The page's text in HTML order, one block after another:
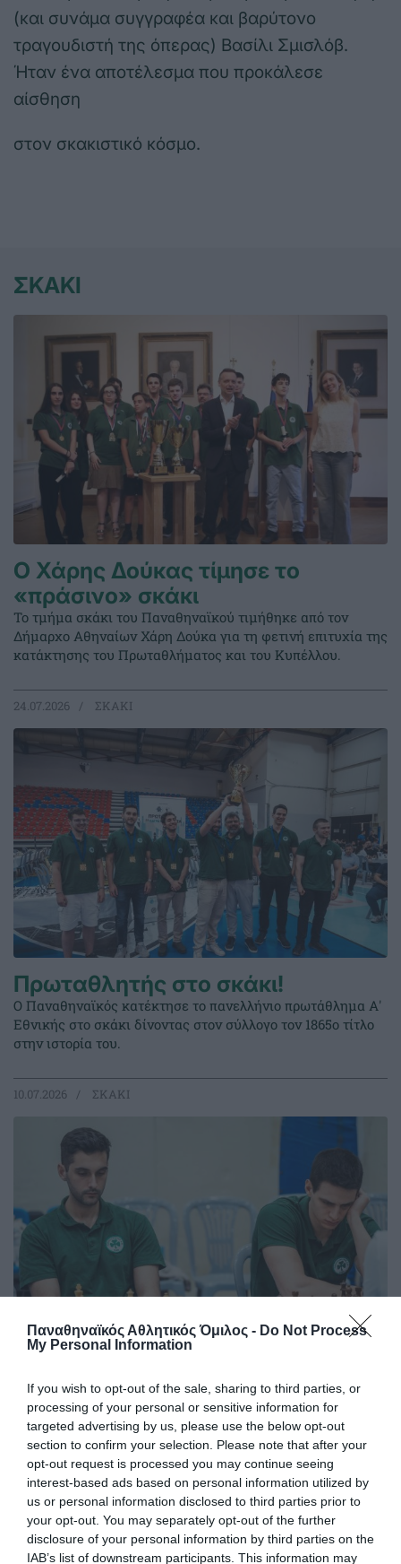
Παναθηναϊκός Αθλητικός Όμιλος - Do Not Process
My Personal Information
If you wish to opt-out of the sale, sharing to third parties, or
processing of your personal or sensitive information for
targeted advertising by us, please use the below opt-out
section to confirm your selection. Please note that after your
opt-out request is processed you may continue seeing
interest-based ads based on personal information utilized by
us or personal information disclosed to third parties prior to
your opt-out. You may separately opt-out of the further
disclosure of your personal information by third parties on the
IAB’s list of downstream participants. This information may
(και συνάμα συγγραφέα και βαρύτονο
τραγουδιστή της όπερας) Βασίλι Σμισλόβ.
Ήταν ένα αποτέλεσμα που προκάλεσε
αίσθηση
στον σκακιστικό κόσμο.
ΣΚΑΚΙ
Ο Χάρης Δούκας τίμησε το
«πράσινο» σκάκι
Το τμήμα σκάκι του Παναθηναϊκού τιμήθηκε από τον
Δήμαρχο Αθηναίων Χάρη Δούκα για τη φετινή επιτυχία της
κατάκτησης του Πρωταθλήματος και του Κυπέλλου.
24.07.2026 ΣΚΑΚΙ
Πρωταθλητής στο σκάκι!
Ο Παναθηναϊκός κατέκτησε το πανελλήνιο πρωτάθλημα Α'
Εθνικής στο σκάκι δίνοντας στον σύλλογο τον 1865ο τίτλο
στην ιστορία του.
10.07.2026 ΣΚΑΚΙ
αγωνιστική πριν το φινάλε
Ο Παναθηναϊκός νίκησε τον ΟΦΗ την έκτη αγωνιστική της
Α Εθνικής στο σκάκι.
09.07.2026 ΣΚΑΚΙ